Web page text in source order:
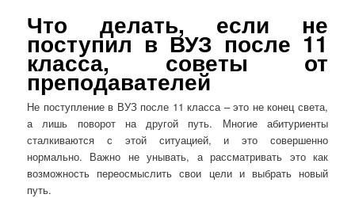
Что делать, если не
поступил в ВУЗ после 11
класса, советы от
преподавателей
Не поступление в ВУЗ после 11 класса – это не конец света,
а лишь поворот на другой путь. Многие абитуриенты
сталкиваются с этой ситуацией, и это совершенно
нормально. Важно не унывать, а рассматривать это как
возможность переосмыслить свои цели и выбрать новый
путь.